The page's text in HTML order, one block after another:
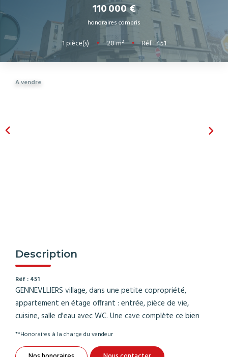
NOTRE AGENCE
CONTACT
110 000 €
honoraires compris
1 pièce(s) • 20m² • Réf : 451
A vendre
Description
Réf : 451
GENNEVLLIERS village, dans une petite copropriété,
appartement en étage offrant : entrée, pièce de vie,
cuisine, salle d'eau avec WC. Une cave complète ce bien
**Honoraires à la charge du vendeur